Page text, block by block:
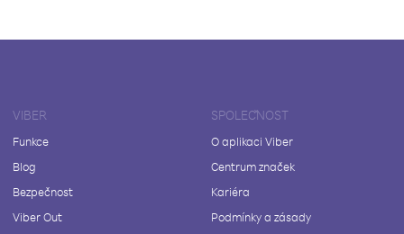
VIBER
Funkce
Blog
Bezpečnost
Viber Out
SPOLEČNOST
O aplikaci Viber
Centrum značek
Kariéra
Podmínky a zásady